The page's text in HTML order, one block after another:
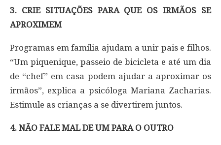
3. CRIE SITUAÇÕES PARA QUE OS IRMÃOS SE
APROXIMEM
Programas em família ajudam a unir pais e filhos.
“Um piquenique, passeio de bicicleta e até um dia
de “chef” em casa podem ajudar a aproximar os
irmãos”, explica a psicóloga Mariana Zacharias.
Estimule as crianças a se divertirem juntos.
4. NÃO FALE MAL DE UM PARA O OUTRO